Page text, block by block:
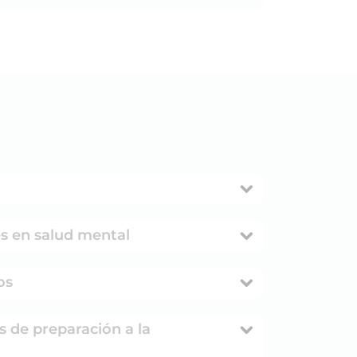
en salud mental
de preparación a la